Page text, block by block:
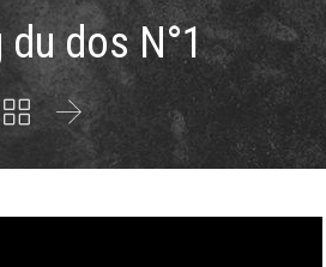
dos N°1
 